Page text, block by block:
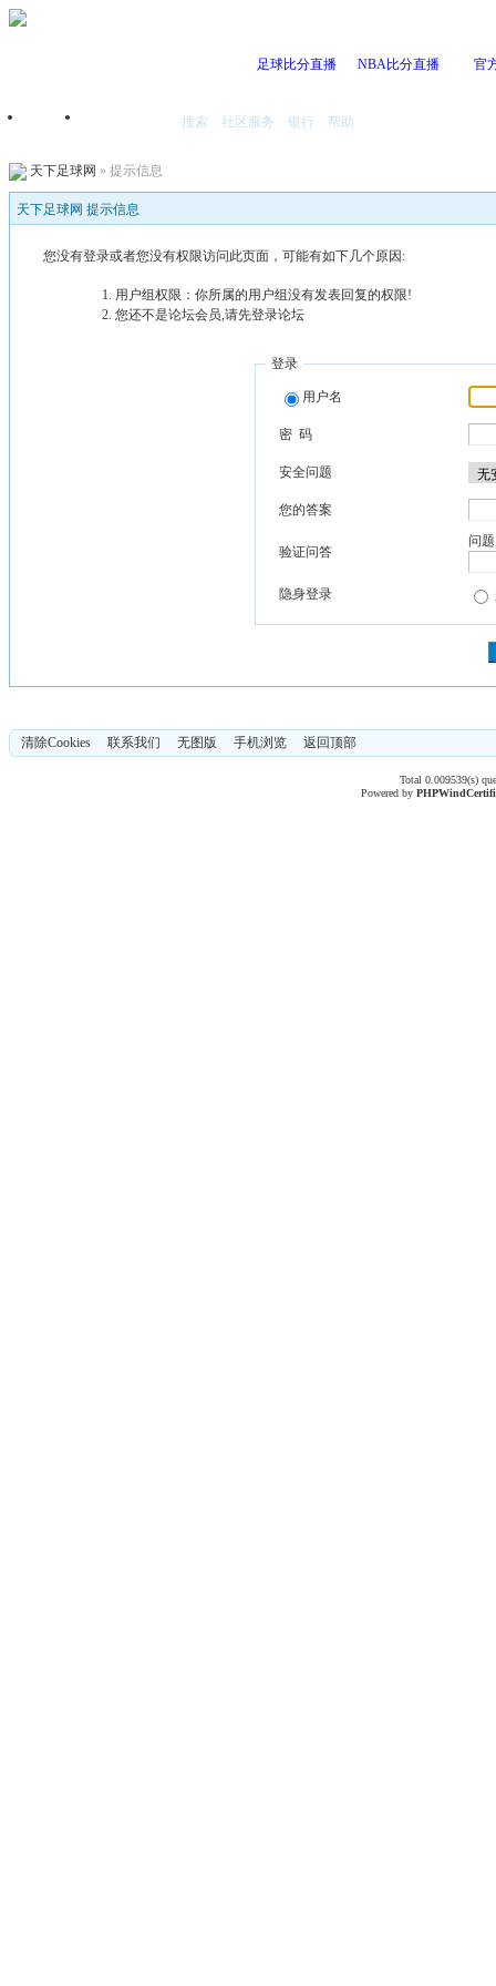
足球比分直播 NBA比分直播 官
首页 搜索 社区服务 银行 帮助
天下足球网 » 提示信息
天下足球网 提示信息
您没有登录或者您没有权限访问此页面，可能有如下几个原因:
用户组权限：你所属的用户组没有发表回复的权限!
您还不是论坛会员,请先登录论坛
登录
用户名
密 码
安全问题
您的答案
验证问答
问
隐身登录
清除Cookies 联系我们 无图版 手机浏览 返回顶部
Total 0.009539(s)
Powered byPHPWind